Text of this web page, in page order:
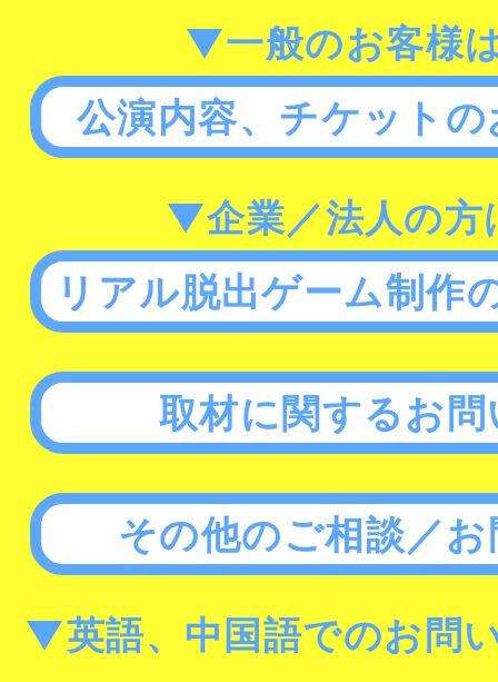
▼一般のお客様
公演内容、チケット
▼企業／法人の方
リアル脱出ゲーム制作
取材に関するお
その他のご相談／
▼英語、中国語でのお問